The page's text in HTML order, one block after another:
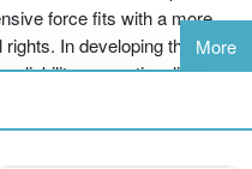
force fits with a more
In developing this
liability, proportionality, and
can sometimes be justified
to give greater weight
to the dominant view in the
More